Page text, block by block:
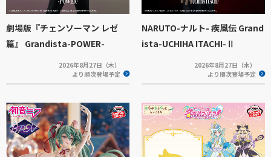
劇場版『チェンソーマン レゼ
篇』 Grandista-POWER-
2026年8月27日（木）
より順次登場予定
NARUTO-ナルト- 疾風伝 Grand
ista-UCHIHA ITACHI-Ⅱ
2026年8月27日（木）
より順次登場予定